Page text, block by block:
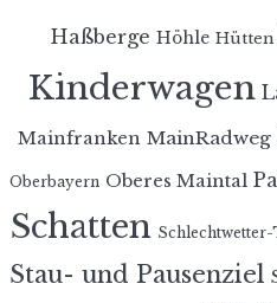
Haßberge Höhle Hütten
Kinderwagen
Mainfranken MainRadweg
Oberbayern Oberes Maintal
Schatten
Stau- und Pausenziel